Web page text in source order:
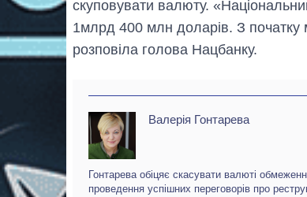
скуповувати валюту.
1млрд 400 млн доларів. З
розповіла голова Нацбанку.
Валерія Гонтарева
Гонтарева обіцяє скасувати валюті
проведення успішних переговорів про